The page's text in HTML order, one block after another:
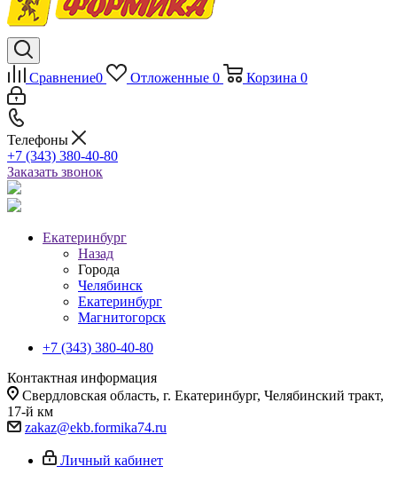
Сравнение0 Отложенные 0 Корзина 0
Телефоны
+7 (343) 380-40-80
Заказать звонок
Екатеринбург
Назад
Города
Челябинск
Екатеринбург
Магнитогорск
+7 (343) 380-40-80
Контактная информация
Свердловская область, г. Екатеринбург, Челябинский тракт,
17-й км
zakaz@ekb.formika74.ru
Личный кабинет